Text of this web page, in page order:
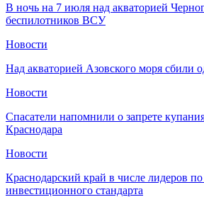
В ночь на 7 июля над акваторией
беспилотников ВСУ
Новости
Над акваторией Азовского моря
Новости
Спасатели напомнили о запрете
Краснодара
Новости
Краснодарский край в числе лидеров
инвестиционного стандарта